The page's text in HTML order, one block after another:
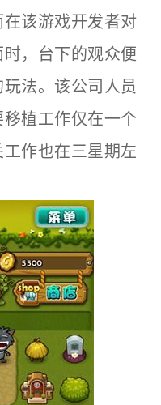
该游戏开发者对
，台下的观众便
法。该公司人员
植工作仅在一个
作也在三星期左